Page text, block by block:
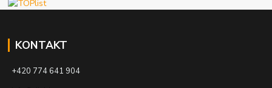
KONTAKT
+420 774 641 904